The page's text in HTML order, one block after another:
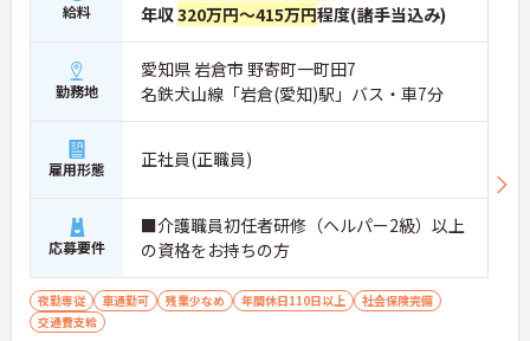
給料
年収320万円～415万円程度(諸手当込み)
勤務地
愛知県 岩倉市 野寄町一町田7
名鉄犬山線「岩倉(愛知)駅」バス・車7分
雇用形態 正社員(正職員)
応募要件
■介護職員初任者研修（ヘルパー2級）以上
の資格をお持ちの方
夜勤専従 車通勤可 残業少なめ 年間休日110日以上
社会保険完備
交通費支給